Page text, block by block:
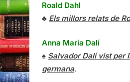
Roald Dahl
♣ Els millors relats de
Anna Maria Dalí
♠ Salvador Dalí vist per
germana.